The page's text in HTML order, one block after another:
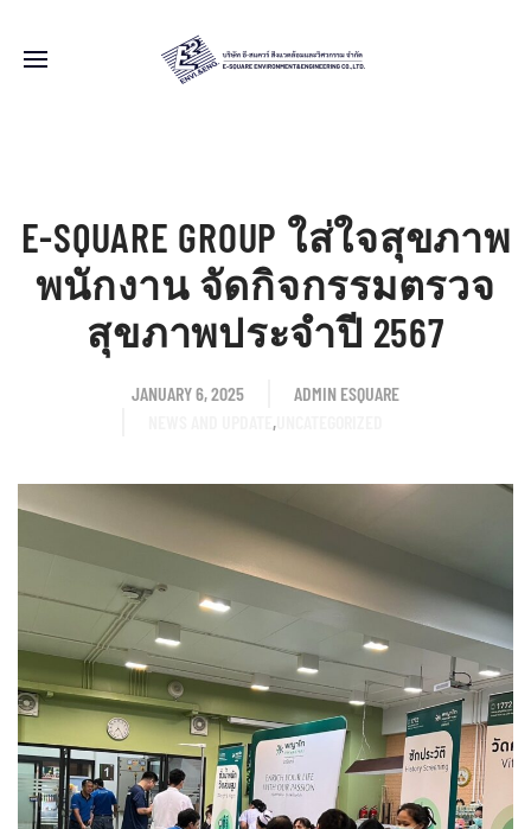
E-SQUARE GROUP ใส่ใจสุขภาพ
พนักงาน จัดกิจกรรมตรวจ
สุขภาพประจำปี 2567
JANUARY 6, 2025
ADMIN ESQUARE
,